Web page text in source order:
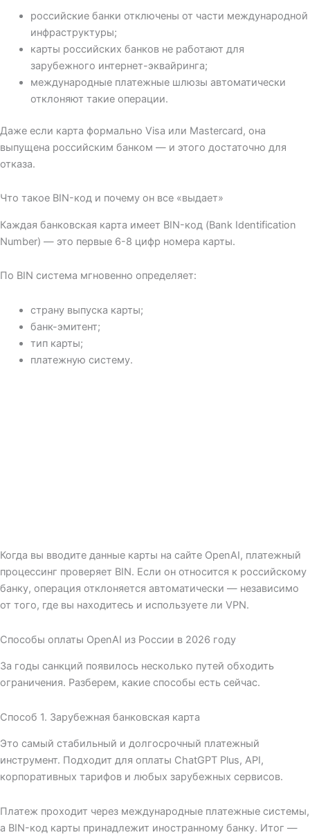
российские банки отключены от части международной
инфраструктуры;
карты российских банков не работают для
зарубежного интернет-эквайринга;
международные платежные шлюзы автоматически
отклоняют такие операции.
Даже если карта формально Visa или Mastercard, она
выпущена российским банком — и этого достаточно для
отказа.
Что такое BIN-код и почему он все «выдает»
Каждая банковская карта имеет BIN-код (Bank Identification
Number) — это первые 6-8 цифр номера карты.
По BIN система мгновенно определяет:
страну выпуска карты;
банк-эмитент;
тип карты;
платежную систему.
Когда вы вводите данные карты на сайте OpenAI, платежный
процессинг проверяет BIN. Если он относится к российскому
банку, операция отклоняется автоматически — независимо
от того, где вы находитесь и используете ли VPN.
Способы оплаты OpenAI из России в 2026 году
За годы санкций появилось несколько путей обходить
ограничения. Разберем, какие способы есть сейчас.
Способ 1. Зарубежная банковская карта
Это самый стабильный и долгосрочный платежный
инструмент. Подходит для оплаты ChatGPT Plus, API,
корпоративных тарифов и любых зарубежных сервисов.
Платеж проходит через международные платежные системы,
а BIN-код карты принадлежит иностранному банку. Итог —